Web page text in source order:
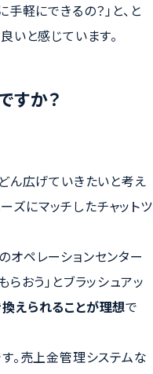
軽にできるの？」と、と
いと感じています。
すか？
ん広げていきたいと考え
ズにマッチしたチャットツ
オペレーションセンター
おう」とブラッシュアッ
えられることが理想で
。売上金管理システムな